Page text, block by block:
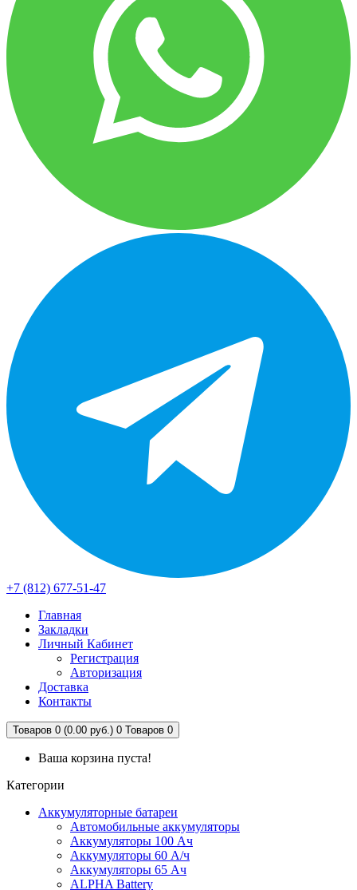
+7 (812) 677-51-47
Главная
Закладки
Личный Кабинет
Регистрация
Авторизация
Доставка
Контакты
Товаров 0 (0.00 руб.) 0 Товаров 0
Ваша корзина пуста!
Категории
Аккумуляторные батареи
Автомобильные аккумуляторы
Аккумуляторы 100 Ач
Аккумуляторы 60 А/ч
Аккумуляторы 65 Ач
ALPHA Battery